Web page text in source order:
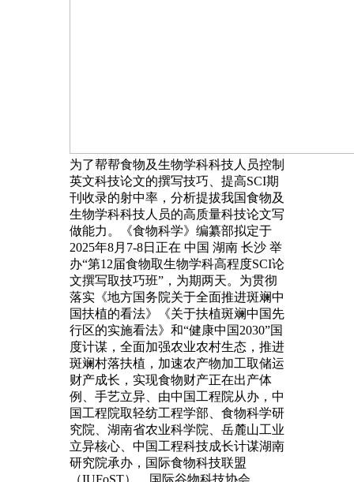
为了帮帮食物及生物学科科技人员控制
英文科技论文的撰写技巧、提高SCI期
刊收录的射中率，分析提拔我国食物及
生物学科科技人员的高质量科技论文写
做能力。《食物科学》编纂部拟定于
2025年8月7-8日正在 中国 湖南 长沙 举
办“第12届食物取生物学科高程度SCI论
文撰写取技巧班”，为期两天。为贯彻
落实《地方国务院关于全面推进斑斓中
国扶植的看法》《关于扶植斑斓中国先
行区的实施看法》和“健康中国2030”国
度计谋，全面加强农业农村生态，推进
斑斓村落扶植，加速农产物加工取储运
财产成长，实现食物财产正在出产体
例、手艺立异、由中国工程院从办，中
国工程院取轻纺工程学部、食物科学研
究院、湖南省农业科学院、岳麓山工业
立异核心、中国工程科技成长计谋湖南
研究院承办，国际食物科技联盟
（IUFoST）、国际谷物科技协会